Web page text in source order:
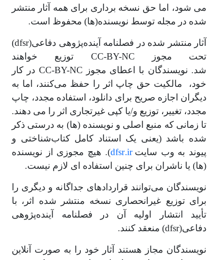
می شود، اما حق نسخه برداری برای همه آثار منتشر
شده در مجله توسط نویسنده(ها) محفوظ است.
آثار منتشر شده در فصلنامه آینده‌پژوهی دفاعی(dfsr)
تحت مجوز CC-BY-NC توزیع خواهند
شد. نویسندگان
با اعطای مجوز CC-BY-NC در کار
خود، مالکیت حق چاپ اثر را حفظ می‌کنند، اما به
دیگران اجازه صریح برای دانلود، استفاده مجدد، چاپ
مجدد، تغییر، توزیع و/یا کپی غیرتجاری اثر را می دهند.
تا زمانی که منبع اصلی و نویسنده (ها) به درستی ذکر
شده باشد (یعنی یک استناد کامل کتاب‌شناختی و
پیوند به وب سایت dfsr.ir
). هیچ مجوزی از نویسنده
(ها) یا ناشران برای چنین استفاده ای لازم نیست.
نویسندگان می‌توانند قراردادهای جداگانه و دیگری را
برای توزیع غیرانحصاری نسخه منتشر شده اثر، با
تأیید انتشار اولیه آن در فصلنامه آینده‌پژوهی
دفاعی(dfsr) منعقد کنند.
نویسندگان مجاز هستند آثار خود را به صورت آنلاین